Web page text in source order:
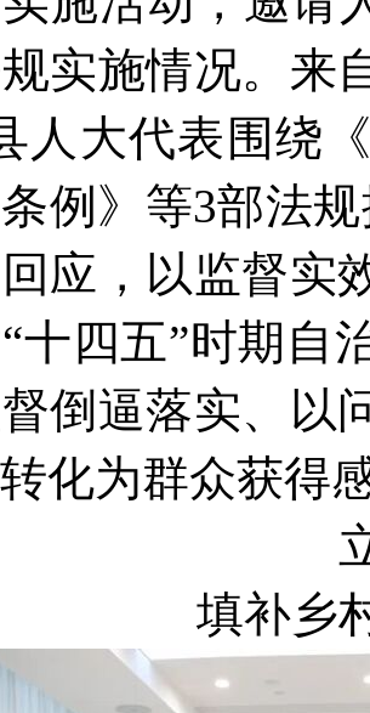
实施情况。来
人大代表围绕
例》等3部法
应，以监督实
十四五”时期自
倒逼落实、以
化为群众获得
填补乡